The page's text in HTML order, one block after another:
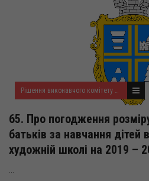
Рішення виконавчого комітету за серпень 2019 року
65. Про погодження
батьків за навчання дітей
художній школі на 2019 –